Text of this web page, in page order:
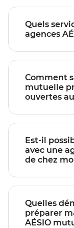
Quels
Comment
mutuelle
Est-il
avec une agence AÉSIO
de chez
Quelles
préparer
AÉSIO